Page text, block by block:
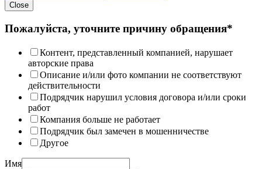
Close
Пожалуйста, уточните причину обращения*
Контент, представленный компанией, нарушает
авторские права
Описание и/или фото компании не соответствуют
действительности
Подрядчик нарушил условия договора и/или сроки
работ
Компания больше не работает
Подрядчик был замечен в мошенничестве
Другое
Имя